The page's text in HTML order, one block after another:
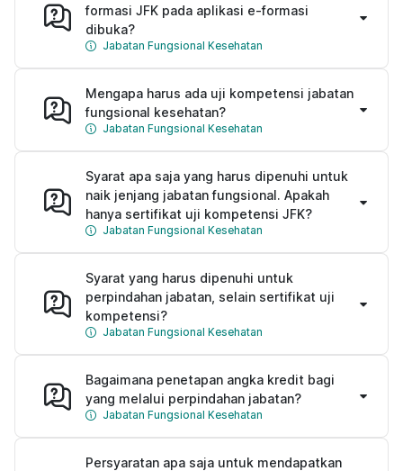
formasi JFK pada aplikasi e-formasi
dibuka?
Jabatan Fungsional Kesehatan
Mengapa harus ada uji kompetensi jabatan
fungsional kesehatan?
Jabatan Fungsional Kesehatan
Syarat apa saja yang harus dipenuhi untuk
naik jenjang jabatan fungsional. Apakah
hanya sertifikat uji kompetensi JFK?
Jabatan Fungsional Kesehatan
Syarat yang harus dipenuhi untuk
perpindahan jabatan, selain sertifikat uji
kompetensi?
Jabatan Fungsional Kesehatan
Bagaimana penetapan angka kredit bagi
yang melalui perpindahan jabatan?
Jabatan Fungsional Kesehatan
Persyaratan apa saja untuk mendapatkan